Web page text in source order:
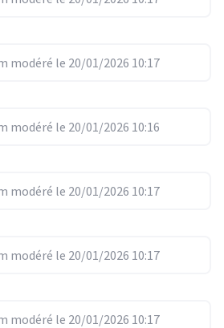
modéré le 20/01/2026 10:17
modéré le 20/01/2026 10:16
modéré le 20/01/2026 10:17
modéré le 20/01/2026 10:17
modéré le 20/01/2026 10:17